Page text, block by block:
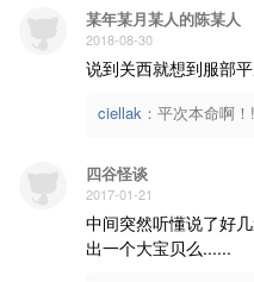
某年某月某人的陈某人
2018-08-30
说到关西就想到服部
ciellak ： 平次本命啊！
四谷怪谈
2017-01-21
中间突然听懂说了好
出一个大宝贝么......